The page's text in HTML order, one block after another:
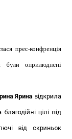
прес-конфренція
були оприлюднені
Ярина відкрила
цілі під
від скриньок